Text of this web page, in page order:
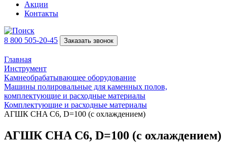
Акции
Контакты
8 800 505-20-45 Заказать звонок
Главная
Инструмент
Камнеобрабатывающее оборудование
Машины полировальные для каменных полов,
комплектующие и расходные материалы
Комплектующие и расходные материалы
АГШК CHA C6, D=100 (с охлаждением)
АГШК CHA C6, D=100 (с охлаждением)